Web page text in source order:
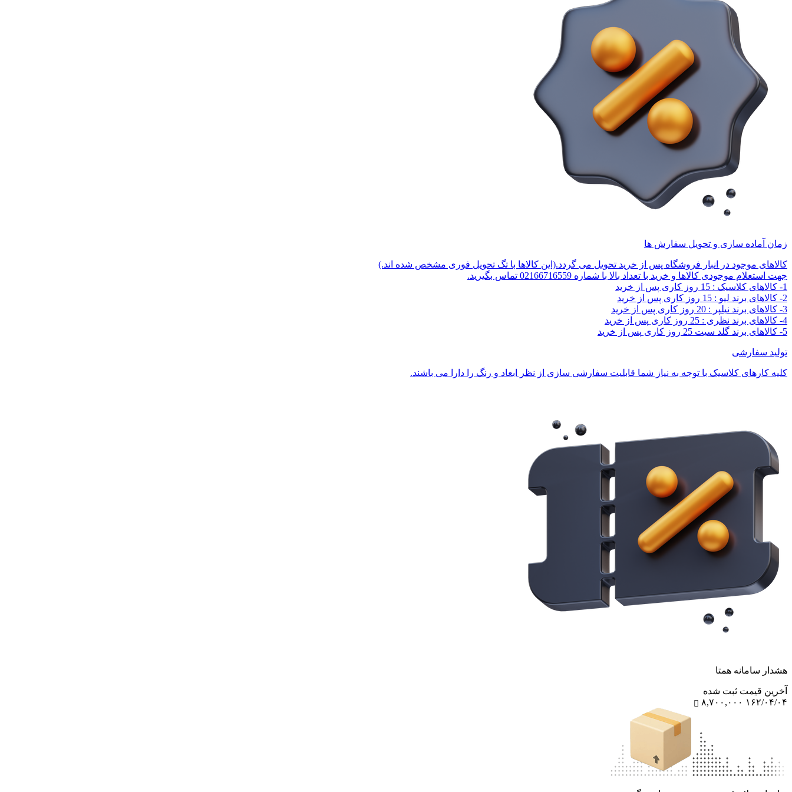
زمان آماده سازی و تحویل سفارش ها
کالاهای موجود در انبار فروشگاه پس از خرید تحویل می گردد.(این کالاها با تگ تحویل فوری مشخص شده اند.)
جهت استعلام موجودی کالاها و خرید با تعداد بالا با شماره 02166716559 تماس بگیرید.
1- کالاهای کلاسیک : 15 روز کاری پس از خرید
2- کالاهای برند لیو : 15 روز کاری پس از خرید
3- کالاهای برند نیلپر : 20 روز کاری پس از خرید
4- کالاهای برند نظری : 25 روز کاری پس از خرید
5- کالاهای برند گلد سیت 25 روز کاری پس از خرید
تولید سفارشی
کلیه کارهای کلاسیک با توجه به نیاز شما قابلیت سفارشی سازی از نظر ابعاد و رنگ را دارا می باشند.
هشدار سامانه همتا
آخرین‌ قیمت ثبت‌ شده
۱۶۲/۰۴/۰۴ ۸,۷۰۰,۰۰۰